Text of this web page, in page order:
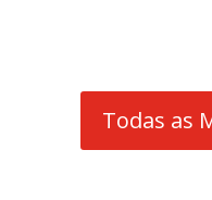
Todas as